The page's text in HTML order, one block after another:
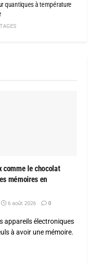
quantiques à température
comme le chocolat
mémoires en
6 août 2026 0
appareils électroniques
à avoir une mémoire.